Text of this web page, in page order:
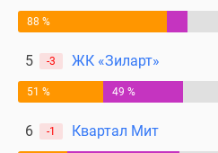
88 %
5 -3 ЖК «Зиларт»
51 % 49 %
6 -1 Квартал Мит